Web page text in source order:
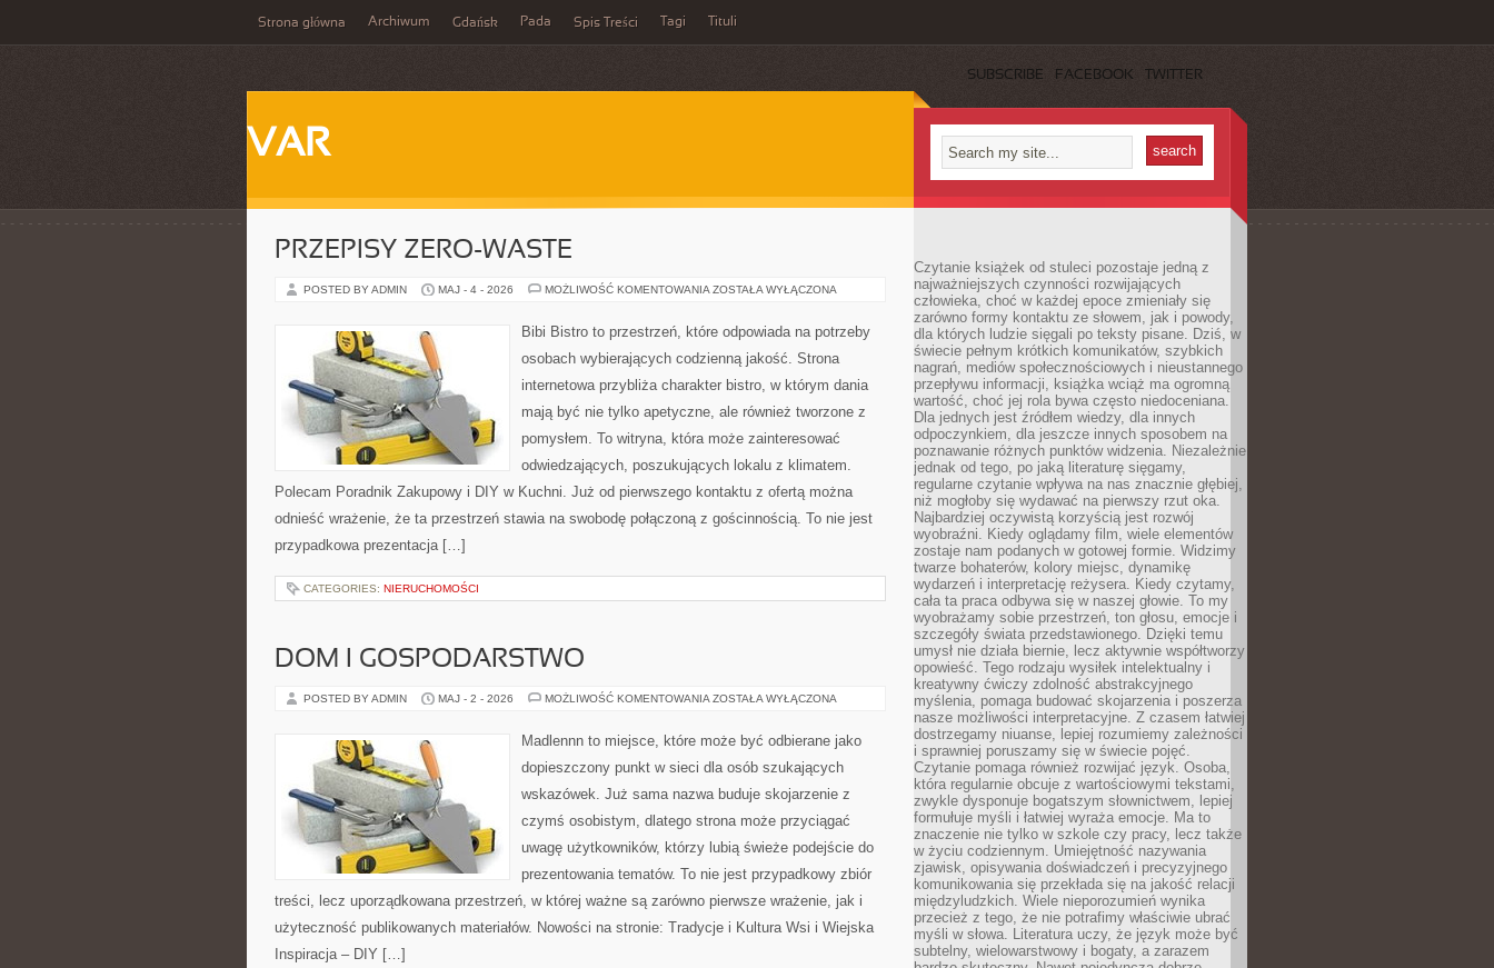
Strona główna Archiwum Gdańsk Pada Spis Treści Tagi Tituli
SUBSCRIBE FACEBOOK TWITTER
VAR
PRZEPISY ZERO-WASTE
POSTED BY ADMIN MAJ - 4 - 2026 MOŻLIWOŚĆ KOMENTOWANIA PRZEPISY
ZOSTAŁA WYŁĄCZONA
Bibi Bistro to przestrzeń, które odpowiada na potrzeby
osobach wybierających codzienną jakość. Strona
internetowa przybliża charakter bistro, w którym dania
mają być nie tylko apetyczne, ale również tworzone z
pomysłem. To witryna, która może zainteresować
odwiedzających, poszukujących lokalu z klimatem.
Polecam Poradnik Zakupowy i DIY w Kuchni. Już od pierwszego kontaktu z ofertą można
odnieść wrażenie, że ta przestrzeń stawia na swobodę połączoną z gościnnością. To nie jest
przypadkowa prezentacja […]
CATEGORIES: NIERUCHOMOŚCI
DOM I GOSPODARSTWO
POSTED BY ADMIN MAJ - 2 - 2026 MOŻLIWOŚĆ KOMENTOWANIA DOM
ZOSTAŁA WYŁĄCZONA
Madlennn to miejsce, które może być odbierane jako
dopieszczony punkt w sieci dla osób szukających
wskazówek. Już sama nazwa buduje skojarzenie z
czymś osobistym, dlatego strona może przyciągać
uwagę użytkowników, którzy lubią świeże podejście do
prezentowania tematów. To nie jest przypadkowy zbiór
treści, lecz uporządkowana przestrzeń, w której ważne są zarówno pierwsze wrażenie, jak i
użyteczność publikowanych materiałów. Nowości na stronie: Tradycje i Kultura Wsi i Wiejska
Inspiracja – DIY […]
Czytanie książek od stuleci pozostaje jedną z
najważniejszych czynności rozwijających
człowieka, choć w każdej epoce zmieniały się
zarówno formy kontaktu ze słowem, jak i powody,
dla których ludzie sięgali po teksty pisane. Dziś, w
świecie pełnym krótkich komunikatów, szybkich
nagrań, mediów społecznościowych i nieustannego
przepływu informacji, książka wciąż ma ogromną
wartość, choć jej rola bywa często niedoceniana.
Dla jednych jest źródłem wiedzy, dla innych
odpoczynkiem, dla jeszcze innych sposobem na
poznawanie różnych punktów widzenia. Niezależnie
jednak od tego, po jaką literaturę sięgamy,
regularne czytanie wpływa na nas znacznie głębiej,
niż mogłoby się wydawać na pierwszy rzut oka.
Najbardziej oczywistą korzyścią jest rozwój
wyobraźni. Kiedy oglądamy film, wiele elementów
zostaje nam podanych w gotowej formie. Widzimy
twarze bohaterów, kolory miejsc, dynamikę
wydarzeń i interpretację reżysera. Kiedy czytamy,
cała ta praca odbywa się w naszej głowie. To my
wyobrażamy sobie przestrzeń, ton głosu, emocje i
szczegóły świata przedstawionego. Dzięki temu
umysł nie działa biernie, lecz aktywnie współtworzy
opowieść. Tego rodzaju wysiłek intelektualny i
kreatywny ćwiczy zdolność abstrakcyjnego
myślenia, pomaga budować skojarzenia i poszerza
nasze możliwości interpretacyjne. Z czasem łatwiej
dostrzegamy niuanse, lepiej rozumiemy zależności
i sprawniej poruszamy się w świecie pojęć.
Czytanie pomaga również rozwijać język. Osoba,
która regularnie obcuje z wartościowymi tekstami,
zwykle dysponuje bogatszym słownictwem, lepiej
formułuje myśli i łatwiej wyraża emocje. Ma to
znaczenie nie tylko w szkole czy pracy, lecz także
w życiu codziennym. Umiejętność nazywania
zjawisk, opisywania doświadczeń i precyzyjnego
komunikowania się przekłada się na jakość relacji
międzyludzkich. Wiele nieporozumień wynika
przecież z tego, że nie potrafimy właściwie ubrać
myśli w słowa. Literatura uczy, że język może być
subtelny, wielowarstwowy i bogaty, a zarazem